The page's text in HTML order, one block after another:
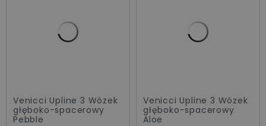
Venicci Upline 3 Wózek
głęboko-spacerowy
Pebble
Venicci Upline 3 Wózek
głęboko-spacerowy
Aloe